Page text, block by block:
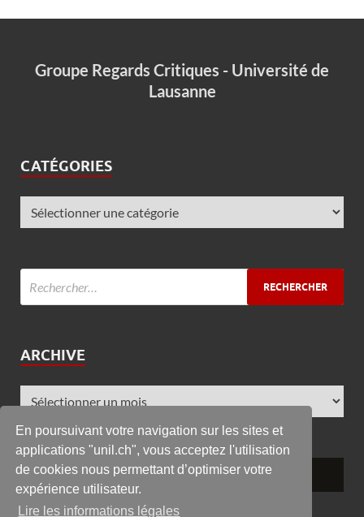
En poursuivant votre navigation sur les sites et
applications "unil.ch", vous acceptez l'utilisation
de cookies nous permettant d’optimiser votre
expérience utilisateur.
Lire les informations légales
Groupe Regards Critiques - Université de
Lausanne
CATÉGORIES
ARCHIVE